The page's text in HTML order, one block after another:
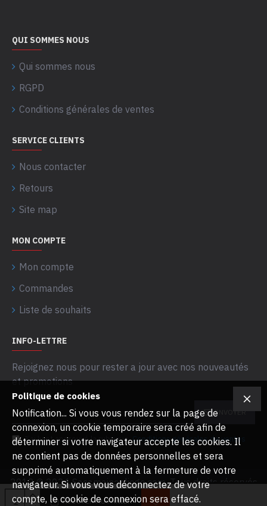
AJOUTER AU PANIER
QUI SOMMES NOUS
Qui sommes nous
RGPD
Conditions générales de ventes
SERVICE CLIENTS
Nous contacter
Retours
Site map
MON COMPTE
Mon compte
Commandes
Liste de souhaits
INFO-LETTRE
Rejoignez nous pour rester a jour avec nos nouveautés
et promotions
ENVOYER
J’ai lu et approuvé la rubrique Conditions générales de ventes
2012 © 2024 Sacamainenliege.com. Tous droits réservés
Politique de cookies
Notification... Si vous vous rendez sur la page de
connexion, un cookie temporaire sera créé afin de
déterminer si votre navigateur accepte les cookies. Il
ne contient pas de données personnelles et sera
supprimé automatiquement à la fermeture de votre
navigateur. Si vous vous déconnectez de votre
compte, le cookie de connexion sera effacé.